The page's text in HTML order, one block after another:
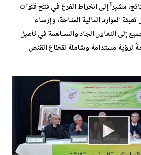
مشيراً إلى انخراط الفرع في فتح قنوات
الموارد المالية المتاحة، وإرساء
إلى التعاون الجاد والمساهمة في تأهيل
لرؤية مستدامة وشاملة لقطاع القنص